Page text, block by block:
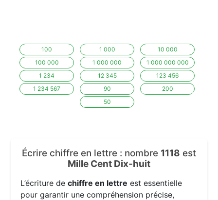
100 1 000
10 000
100 000
1 000 000
1 000 000 000
1 234
12 345
123 456
1 234 567
90
200
50
Écrire chiffre en lettre : nombre 1118 est
Mille Cent Dix-huit
L’écriture dechiffre en lettre est essentielle
pour garantir une compréhension précise,